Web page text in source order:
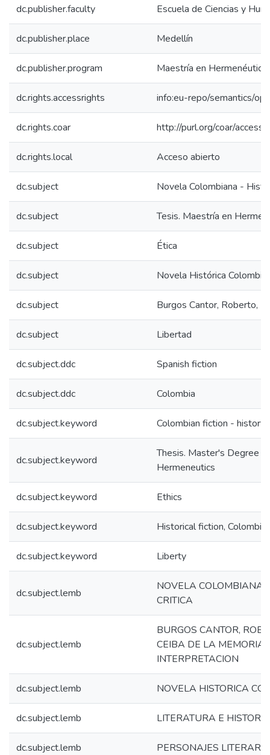
dc.publisher.faculty Escuela de Ciencias y
dc.publisher.place Medellín
dc.publisher.program Maestría en Hermenéutica
dc.rights.accessrights info:eu-repo/semantics/
dc.rights.coar http://purl.org/coar/
dc.rights.local Acceso abierto
dc.subject Novela Colombiana -
dc.subject Tesis. Maestría en
dc.subject Ética
dc.subject Novela Histórica
dc.subject Burgos Cantor, Roberto,
dc.subject Libertad
dc.subject.ddc Spanish fiction
dc.subject.ddc Colombia
dc.subject.keyword Colombian fiction - history
dc.subject.keyword
Thesis. Master's Degree
Hermeneutics
dc.subject.keyword Ethics
dc.subject.keyword Historical fiction,
dc.subject.keyword Liberty
dc.subject.lemb
NOVELA COLOMBIANA
CRITICA
dc.subject.lemb
BURGOS CANTOR,
CEIBA DE LA MEMORIA
INTERPRETACION
dc.subject.lemb NOVELA HISTORICA
dc.subject.lemb LITERATURA E HISTORIA
dc.subject.lemb PERSONAJES